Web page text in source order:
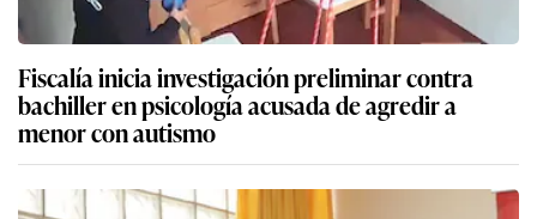
Fiscalía inicia investigación preliminar contra
bachiller en psicología acusada de agredir a
menor con autismo